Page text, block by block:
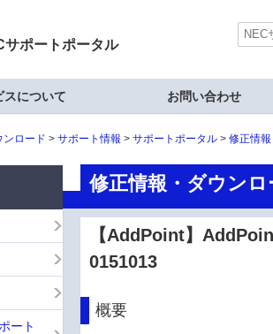
サポートポータル
スについて お問い合わせ
ンロード サポート情報 サポートポータル 修正情
修正情報・ダウンロ
【AddPoint】
0151013
概要
ート